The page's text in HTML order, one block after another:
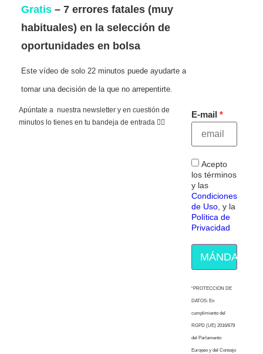
Gratis – 7 errores fatales (muy
habituales) en la selección de
oportunidades en bolsa
Este vídeo de solo 22 minutos puede ayudarte a
tomar una decisión de la que no arrepentirte.
Apúntate a nuestra newsletter y en cuestión de
minutos lo tienes en tu bandeja de entrada 👇🏻
E-mail
Acepto
los términos
y las
Condiciones
de Uso, y la
Política de
Privacidad
MÁNDAME
“PROTECCION DE
DATOS: En
cumplimiento del
RGPD (UE) 2016/679
del Parlamento
Europeo y del Consejo